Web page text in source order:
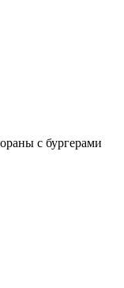
с бургерами